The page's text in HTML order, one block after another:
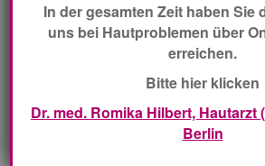
Dr. med. Anne-Marie
Fachärztin für Dermatologie und
medikamentöse
In der gesamten Zeit haben Sie
uns bei Hautproblemen über
erreichen.
Bitte hier klicken
Dr. med. Romika Hilbert, Hautarzt
Berlin